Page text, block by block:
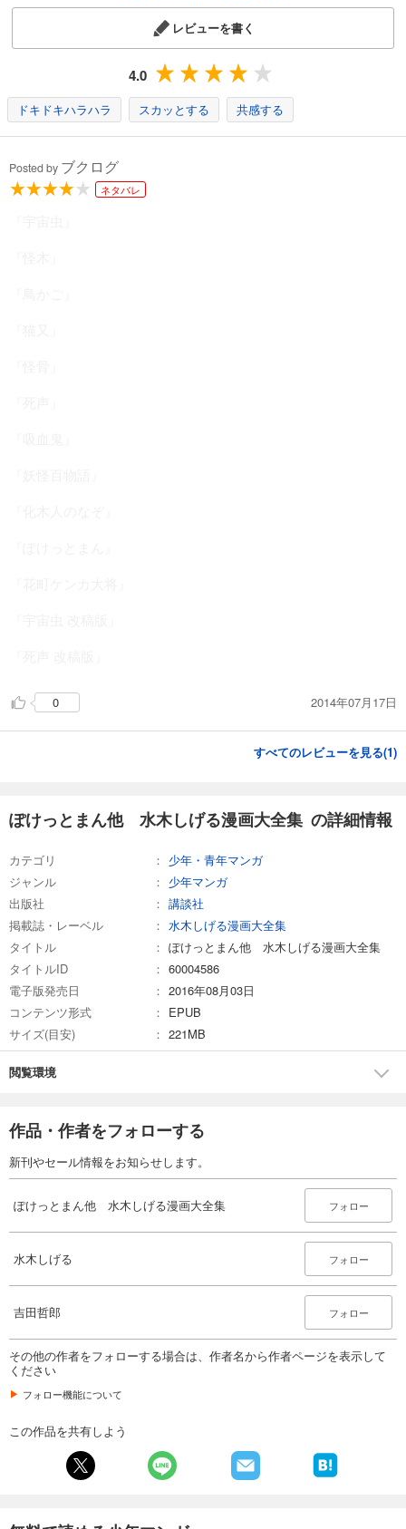
レビューを書く
4.0
ドキドキハラハラ スカッとする 共感する
Posted by ブクログ
ネタバレ
0 2014年07月17日
すべてのレビューを見る(1)
ぽけっとまん他 水木しげる漫画大全集 の詳細情報
カテゴリ
少年・青年マンガ
ジャンル
少年マンガ
出版社
講談社
掲載誌・レーベル
水木しげる漫画大全集
タイトル
ぽけっとまん他 水木しげる漫画大全集
タイトルID
60004586
電子版発売日
2016年08月03日
コンテンツ形式
EPUB
サイズ(目安)
221MB
閲覧環境
作品・作者をフォローする
新刊やセール情報をお知らせします。
ぽけっとまん他 水木しげる漫画大全集 フォロー
水木しげる フォロー
吉田哲郎 フォロー
その他の作者をフォローする場合は、作者名から作者ページを表示して
ください
フォロー機能について
この作品を共有しよう